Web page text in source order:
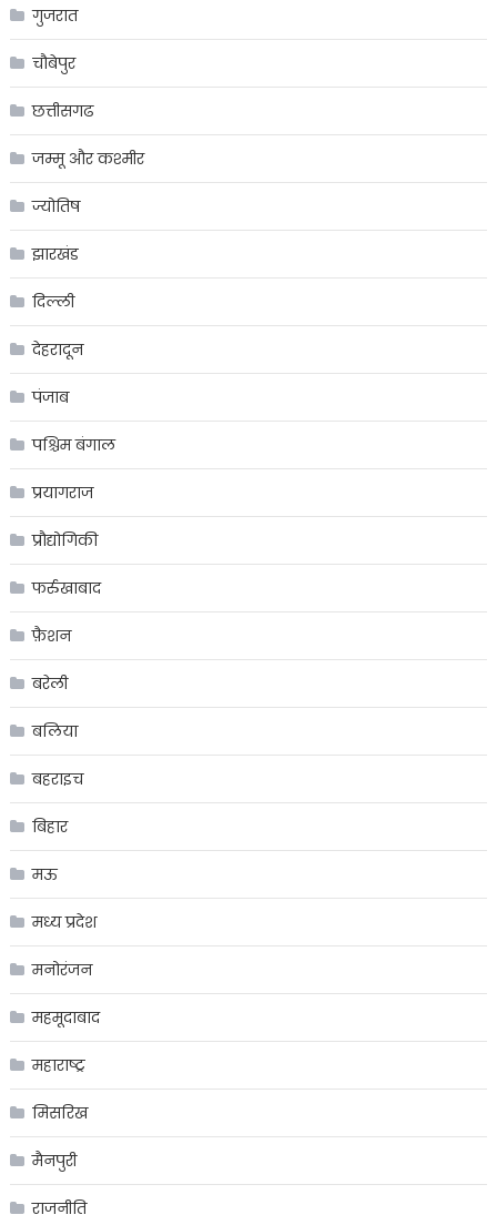
गुजरात
चौबेपुर
छत्तीसगढ
जम्मू और कश्मीर
ज्योतिष
झारखंड
दिल्ली
देहरादून
पंजाब
पश्चिम बंगाल
प्रयागराज
प्रौद्योगिकी
फर्रुखाबाद
फ़ैशन
बरेली
बलिया
बहराइच
बिहार
मऊ
मध्य प्रदेश
मनोरंजन
महमूदाबाद
महाराष्ट्र
मिसरिख
मैनपुरी
राजनीति